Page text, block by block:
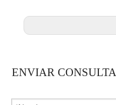
ENVIAR CONSULTA